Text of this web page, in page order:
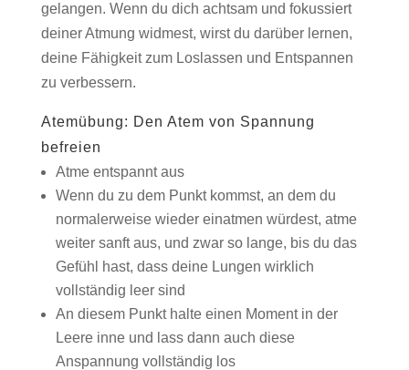
gelangen. Wenn du dich achtsam und fokussiert
deiner Atmung widmest, wirst du darüber lernen,
deine Fähigkeit zum Loslassen und Entspannen
zu verbessern.
Atemübung: Den Atem von Spannung
befreien
Atme entspannt aus
Wenn du zu dem Punkt kommst, an dem du
normalerweise wieder einatmen würdest, atme
weiter sanft aus, und zwar so lange, bis du das
Gefühl hast, dass deine Lungen wirklich
vollständig leer sind
An diesem Punkt halte einen Moment in der
Leere inne und lass dann auch diese
Anspannung vollständig los